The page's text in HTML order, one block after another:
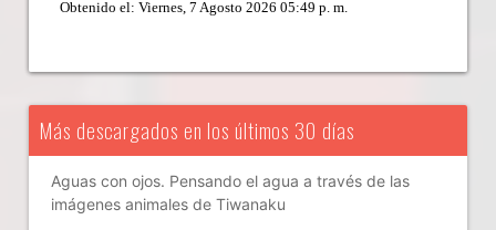
Más descargados en los últimos 30 días
Aguas con ojos. Pensando el agua a través de las
imágenes animales de Tiwanaku